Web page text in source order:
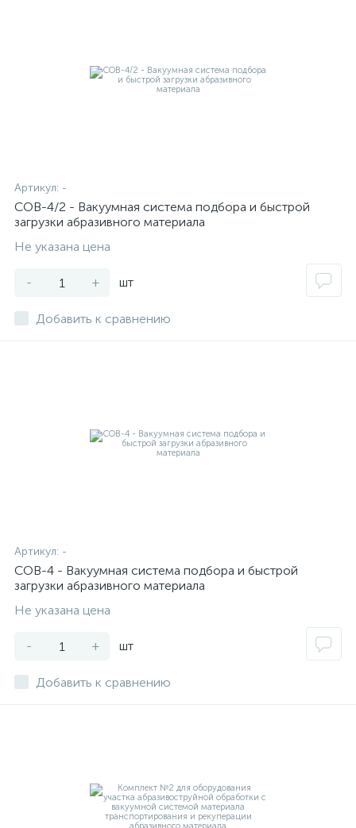
Артикул: -
СОВ-4/2 - Вакуумная система подбора и быстрой
загрузки абразивного материала
Не указана цена
- + шт
Добавить к сравнению
Артикул: -
СОВ-4 - Вакуумная система подбора и быстрой
загрузки абразивного материала
Не указана цена
- + шт
Добавить к сравнению